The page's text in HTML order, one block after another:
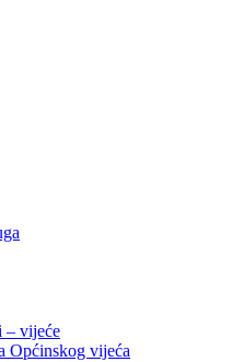
– vijeće
Općinskog vijeća